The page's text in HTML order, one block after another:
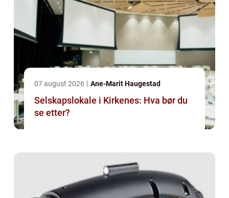
07 august 2026 Ane-Marit Haugestad
Selskapslokale i Kirkenes: Hva bør du
se etter?